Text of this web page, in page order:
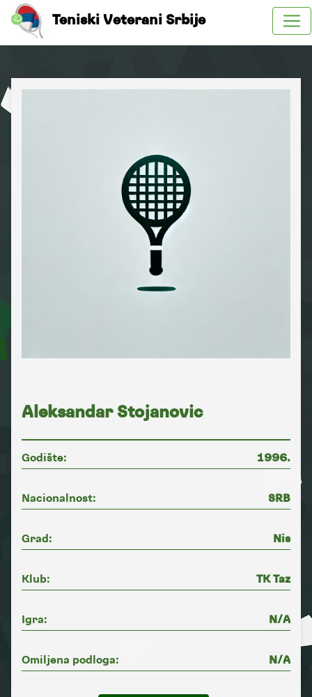
Teniski Veterani Srbije
Aleksandar Stojanovic
Godište: 1996.
Nacionalnost: SRB
Grad: Nis
Klub: TK Taz
Igra: N/A
Omiljena podloga: N/A